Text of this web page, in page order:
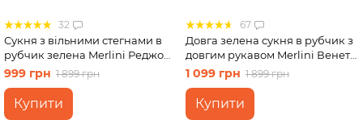
32
Сукня з вільними стегнами в
рубчик зелена Merlini Реджо
700001588 розмір 2XL-3XL
999 грн 1 899 грн
Купити
67
Довга зелена сукня в рубчик з
довгим рукавом Merlini Венето
700001143, розмір 42-44 (S-M)
1 099 грн 1 899 грн
Купити